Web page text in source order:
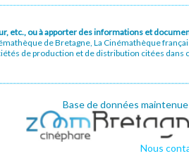
etc., ou à apporter des informations et
de Bretagne, La Cinémathèque
de production et de distribution citées dans
Base de données maintenue
Nous